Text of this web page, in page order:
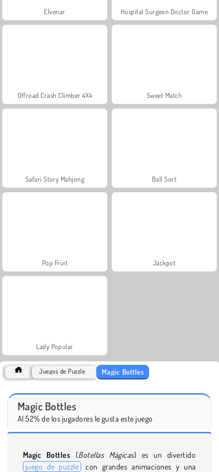
Elvenar Hospital Surgeon Doctor Game
Offroad Crash Climber 4X4 Sweet Match
Safari Story Mahjong Ball Sort
Pop Fruit Jackpot
Lady Popular
Juegos de Puzzle Magic Bottles
Magic Bottles
Al 52% de los jugadores le gusta este juego
Magic Bottles (Botellas Mágicas) es un divertido
juego de puzzle
con grandes animaciones y una